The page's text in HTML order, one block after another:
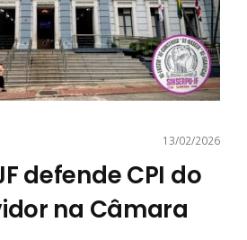
13/02/2026
defende CPI do
na Câmara